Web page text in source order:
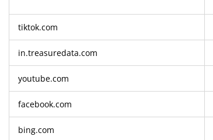
tiktok.com
in.treasuredata.com
youtube.com
facebook.com
bing.com